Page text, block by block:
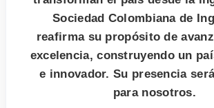
Sociedad Colombiana de
reafirma su propósito de
excelencia, construyendo un
e innovador. Su presencia
para nosotros.